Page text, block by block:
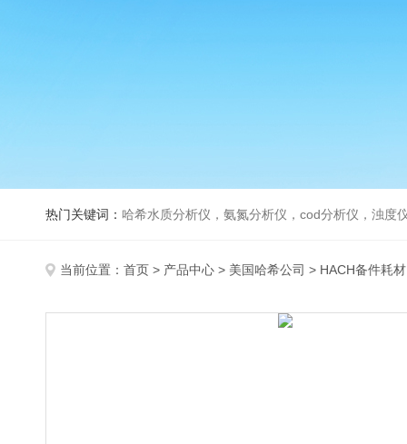
热门关键词： 哈希水质分析仪，氨氮分析仪，cod分析仪，浊度
当前位置： 首页 > 产品中心 > 美国哈希公司 > HACH备件耗材